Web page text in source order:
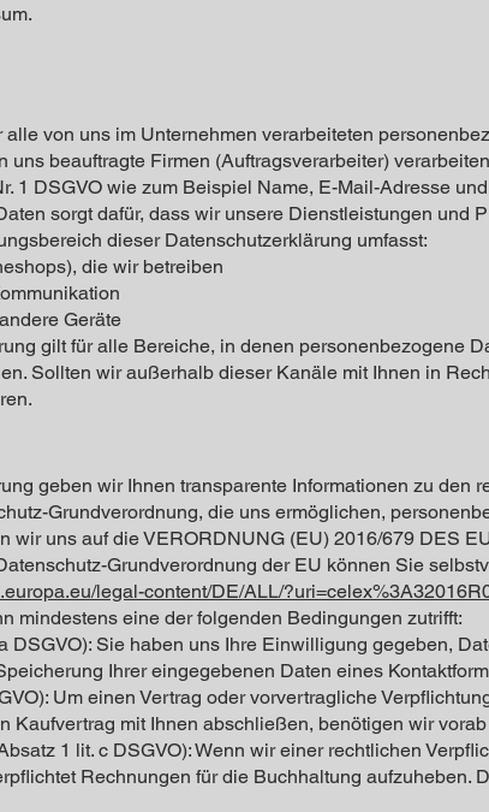
von uns im Unternehmen verarbeiteten
uns beauftragte Firmen (Auftragsverarbeiter)
1 DSGVO wie zum Beispiel Name, E-Mail-Adresse
sorgt dafür, dass wir unsere Dienstleistungen und
dieser Datenschutzerklärung umfasst:
die wir betreiben
Geräte
gilt für alle Bereiche, in denen personenbezogene
Sollten wir außerhalb dieser Kanäle mit Ihnen in
geben wir Ihnen transparente Informationen zu den
Grundverordnung, die uns ermöglichen,
wir uns auf die VERORDNUNG (EU) 2016/679 DES
Grundverordnung der EU können Sie
legal-content/DE/ALL/
mindestens eine der folgenden Bedingungen zutrifft:
DSGVO): Sie haben uns Ihre Einwilligung gegeben,
Ihrer eingegebenen Daten eines
Um einen Vertrag oder vorvertragliche
Kaufvertrag mit Ihnen abschließen, benötigen wir
1 lit. c DSGVO): Wenn wir einer rechtlichen
Rechnungen für die Buchhaltung aufzuheben.